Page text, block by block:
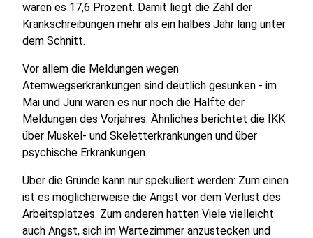
waren es 17,6 Prozent. Damit liegt die Zahl der
Krankschreibungen mehr als ein halbes Jahr lang unter
dem Schnitt.
Vor allem die Meldungen wegen
Atemwegserkrankungen sind deutlich gesunken - im
Mai und Juni waren es nur noch die Hälfte der
Meldungen des Vorjahres. Ähnliches berichtet die IKK
über Muskel- und Skeletterkrankungen und über
psychische Erkrankungen.
Über die Gründe kann nur spekuliert werden: Zum einen
ist es möglicherweise die Angst vor dem Verlust des
Arbeitsplatzes. Zum anderen hatten Viele vielleicht
auch Angst, sich im Wartezimmer anzustecken und